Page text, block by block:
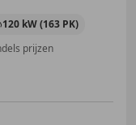
120 kW (163 PK)
prijzen